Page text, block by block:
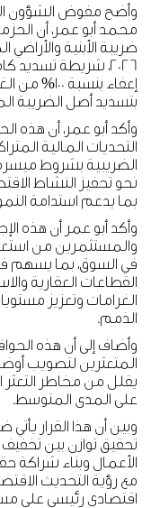
وأضح مفوض الشؤون
ضريبة الأبنية
إعفاء
بتسديد أصل الضريبة
وأكد أبو عمر، أن هذه
التحديات المالية
الضريبية بشروط
نحو تحفيز النشاط
بما يدعم استدامة
وأكد أبو عمر أن هذه
والمستثمرين من
في السوق، بما يسهم
القطاعات العقارية
الغرامات وتعزيز
الذمم.
وأضاف إلى أن هذه
المتعثرين لتصويب
يقلل من مخاطر التعثر
على المدى المتوسط.
وبين أن هذا القرار
تحقيق توازن بين تخفيف
الأعمال وبناء شراكة
مع رؤية التحديث
اقتصادي رئيسي على